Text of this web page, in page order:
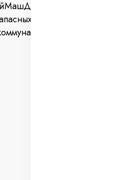
занимается
частей для
машин и